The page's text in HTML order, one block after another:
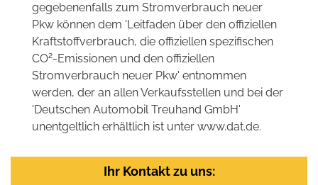
gegebenenfalls zum Stromverbrauch neuer
Pkw können dem 'Leitfaden über den offiziellen
Kraftstoffverbrauch, die offiziellen spezifischen
CO2-Emissionen und den offiziellen
Stromverbrauch neuer Pkw' entnommen
werden, der an allen Verkaufsstellen und bei der
'Deutschen Automobil Treuhand GmbH'
unentgeltlich erhältlich ist unter www.dat.de.
Ihr Kontakt zu uns: